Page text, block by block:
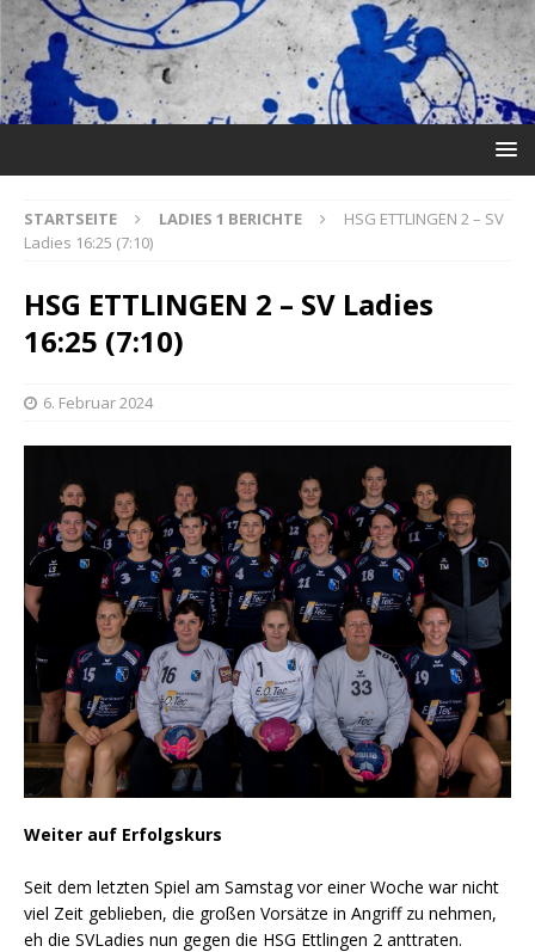
STARTSEITE LADIES 1 BERICHTE
HSG ETTLINGEN 2 – SV
Ladies 16:25 (7:10)
HSG ETTLINGEN 2 – SV Ladies
16:25 (7:10)
6. Februar 2024
Weiter auf Erfolgskurs
Seit dem letzten Spiel am Samstag vor einer Woche war nicht
viel Zeit geblieben, die großen Vorsätze in Angriff zu nehmen,
eh die SVLadies nun gegen die HSG Ettlingen 2 anttraten.